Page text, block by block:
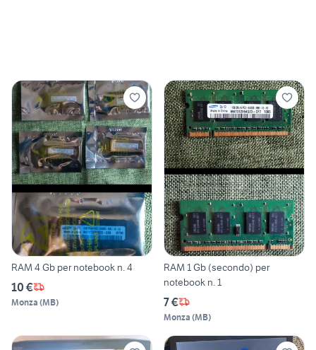
RAM 4 Gb per notebook n. 4
10 €
Monza (MB)
RAM 1 Gb (secondo) per
notebook n. 1
7 €
Monza (MB)